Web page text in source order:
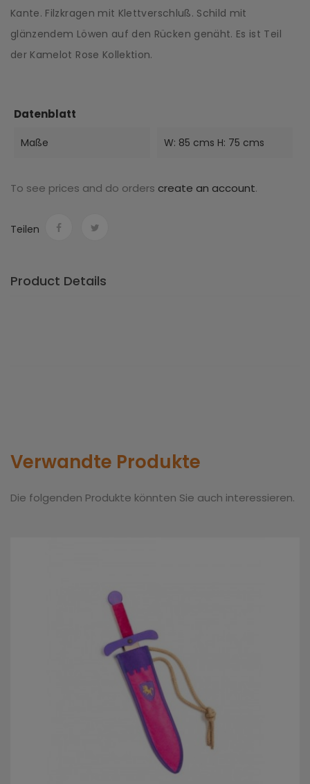
Kante. Filzkragen mit Klettverschluß. Schild mit
glänzendem Löwen auf den Rücken genäht. Es ist Teil
der Kamelot Rose Kollektion.
Datenblatt
Maße W: 85 cms H: 75 cms
To see prices and do orders create an account.
Teilen
Product Details
Verwandte Produkte
Die folgenden Produkte könnten Sie auch interessieren.